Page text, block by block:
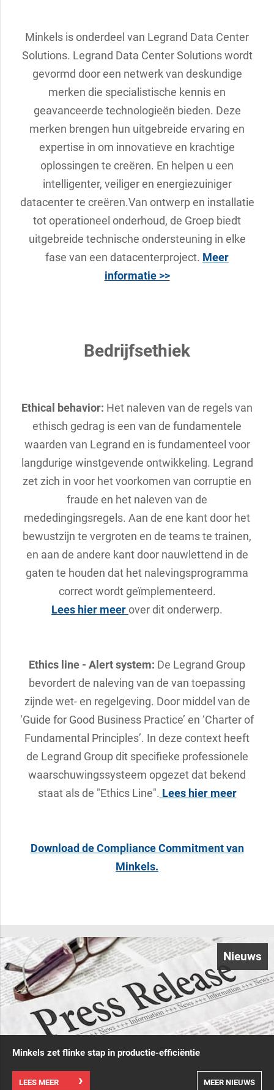
Minkels is onderdeel van Legrand Data Center
Solutions. Legrand Data Center Solutions wordt
gevormd door een netwerk van deskundige
merken die specialistische kennis en
geavanceerde technologieën bieden. Deze
merken brengen hun uitgebreide ervaring en
expertise in om innovatieve en krachtige
oplossingen te creëren. En helpen u een
intelligenter, veiliger en energiezuiniger
datacenter te creëren.Van ontwerp en installatie
tot operationeel onderhoud, de Groep biedt
uitgebreide technische ondersteuning in elke
fase van een datacenterproject. Meer
informatie >>
Bedrijfsethiek
Ethical behavior: Het naleven van de regels van
ethisch gedrag is een van de fundamentele
waarden van Legrand en is fundamenteel voor
langdurige winstgevende ontwikkeling. Legrand
zet zich in voor het voorkomen van corruptie en
fraude en het naleven van de
mededingingsregels. Aan de ene kant door het
bewustzijn te vergroten en de teams te trainen,
en aan de andere kant door nauwlettend in de
gaten te houden dat het nalevingsprogramma
correct wordt geïmplementeerd.
Lees hier meerover dit onderwerp.
Ethics line - Alert system: De Legrand Group
bevordert de naleving van de van toepassing
zijnde wet- en regelgeving. Door middel van de
‘Guide for Good Business Practice’ en ‘Charter of
Fundamental Principles’. In deze context heeft
de Legrand Group dit specifieke professionele
waarschuwingssysteem opgezet dat bekend
staat als de "Ethics Line". Lees hier meer
Download de Compliance Commitment van
Minkels.
Nieuws
Minkels zet flinke stap in productie-efficiëntie
LEES MEER MEER NIEUWS